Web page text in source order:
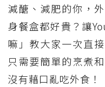
減醣、減肥的你，
身餐盒都好貴？讓
嘛」教大家一次直
只需要簡單的烹煮
沒有藉口亂吃外食！